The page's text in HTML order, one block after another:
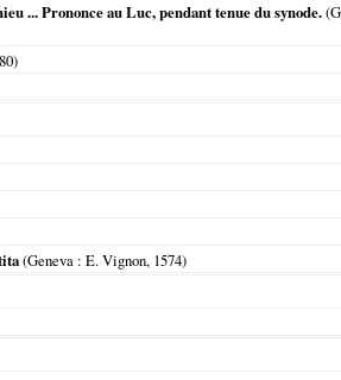
... Prononce au Luc, pendant tenue du synode.(
)
(Geneva : E. Vignon, 1574)